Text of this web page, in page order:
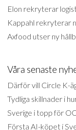
Elon rekryterar
Kappahl rekryterar
Axfood utser ny
Våra senaste
Därför vill Circle K-
Tydliga skillnader i
Sverige i topp för
Första AI-köpet i